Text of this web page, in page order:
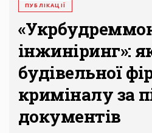
ПУБЛІКАЦІЇ
інжиніринг»:
будівельної
криміналу за
документів